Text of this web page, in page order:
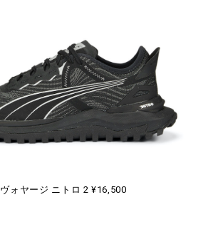
ヴォヤージ ニトロ 2 ¥16,500